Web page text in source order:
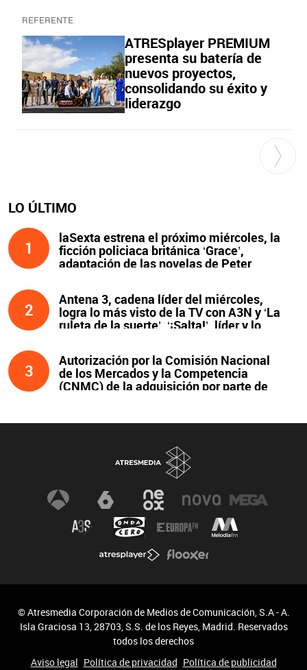
REFERENTE
ATRESplayer PREMIUM
presenta su batería de
nuevos proyectos,
consolidando su éxito y
liderazgo
LO ÚLTIMO
1
laSexta estrena el próximo miércoles, la
ficción policiaca británica ‘Grace’,
adaptación de las novelas de Peter
2
Antena 3, cadena líder del miércoles,
logra lo más visto de la TV con A3N y ‘La
ruleta de la suerte’. ‘¡Salta!’, líder y lo
3
Autorización por la Comisión Nacional
de los Mercados y la Competencia
(CNMC) de la adquisición por parte de
compromisos asumidos
© Atresmedia Corporación de Medios de Comunicación, S.A - A.
Isla Graciosa 13, 28703, S.S. de los Reyes, Madrid. Reservados
todos los derechos
Aviso legal Política de privacidad Política de publicidad